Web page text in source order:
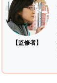
【監修者】